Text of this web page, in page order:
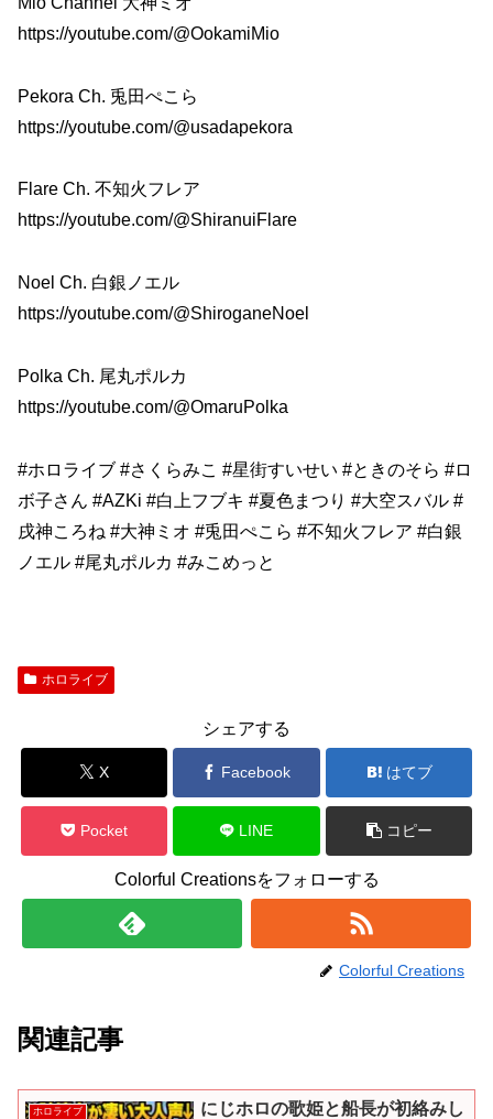
https://youtube.com/@OokamiMio
Pekora Ch. 兎田ぺこら
https://youtube.com/@usadapekora
Flare Ch. 不知火フレア
https://youtube.com/@ShiranuiFlare
Noel Ch. 白銀ノエル
https://youtube.com/@ShiroganeNoel
Polka Ch. 尾丸ポルカ
https://youtube.com/@OmaruPolka
#ホロライブ #さくらみこ #星街すいせい #ときのそら #ロ
ボ子さん #AZKi #白上フブキ #夏色まつり #大空スバル #
戌神ころね #大神ミオ #兎田ぺこら #不知火フレア #白銀
ノエル #尾丸ポルカ #みこめっと
ホロライブ
シェアする
X Facebook はてブ
Pocket LINE コピー
Colorful Creationsをフォローする
Colorful Creations
関連記事
ホロライブ
にじホロの歌姫と船長が初絡みし